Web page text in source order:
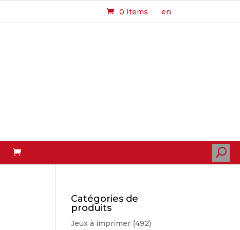
0 Items en
U
Catégories de
produits
Jeux à imprimer (492)